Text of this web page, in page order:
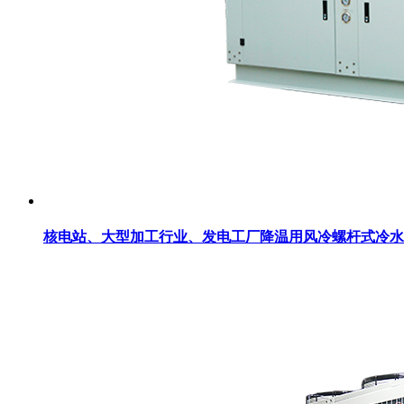
核电站、大型加工行业、发电工厂降温用风冷螺杆式冷